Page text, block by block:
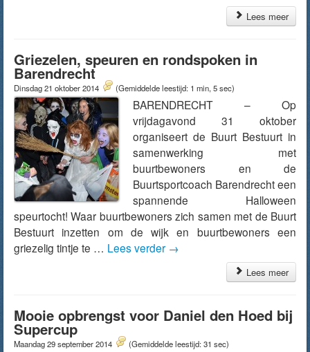
Lees meer
Griezelen, speuren en rondspoken in
Barendrecht
Dinsdag 21 oktober 2014 (Gemiddelde leestijd: 1 min, 5 sec)
BARENDRECHT – Op
vrijdagavond 31 oktober
organiseert de Buurt Bestuurt in
samenwerking met
buurtbewoners en de
Buurtsportcoach Barendrecht een
spannende Halloween
speurtocht! Waar buurtbewoners zich samen met de Buurt
Bestuurt inzetten om de wijk en buurtbewoners een
griezelig tintje te … Lees verder →
Lees meer
Mooie opbrengst voor Daniel den Hoed bij
Supercup
Maandag 29 september 2014 (Gemiddelde leestijd: 31 sec)